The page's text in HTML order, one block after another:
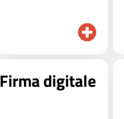
Firma digitale